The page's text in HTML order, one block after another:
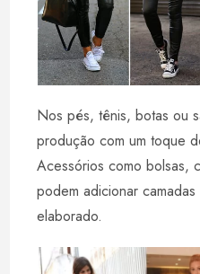
Nos pés, tênis, botas ou
produção com um toque
Acessórios como bolsas,
podem adicionar
elaborado.